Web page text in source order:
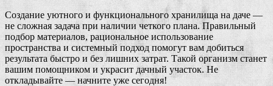
Создание уютного и функционального хранилища на даче —
не сложная задача при наличии четкого плана. Правильный
подбор материалов, рациональное использование
пространства и системный подход помогут вам добиться
результата быстро и без лишних затрат. Такой организм станет
вашим помощником и украсит дачный участок. Не
откладывайте — начните уже сегодня!